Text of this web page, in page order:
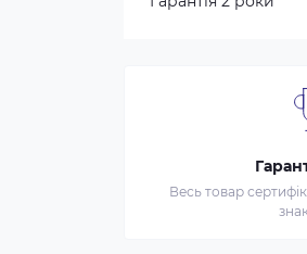
Весь товар